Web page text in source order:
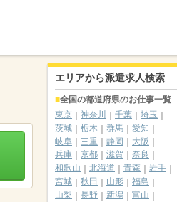
エリアから派遣求人検索
全国の都道府県のお仕事一覧
東京
神奈川 千葉
埼玉
茨城
栃木 群馬
愛知
岐阜
三重 静岡
大阪
兵庫
京都 滋賀
奈良
和歌山
北海道 青森
岩手
宮城
秋田 山形
福島
山梨
長野 新潟
富山